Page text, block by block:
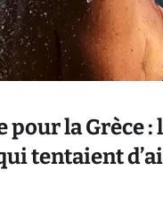
la Grèce
tentaient